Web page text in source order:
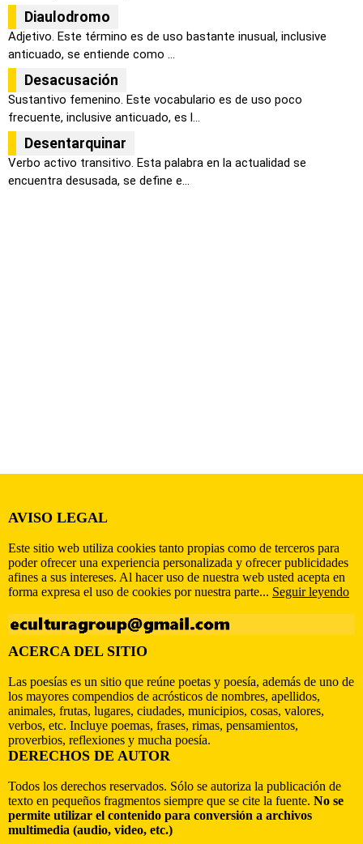
Diaulodromo
Adjetivo. Este término es de uso bastante inusual, inclusive
anticuado, se entiende como ...
Desacusación
Sustantivo femenino. Este vocabulario es de uso poco
frecuente, inclusive anticuado, es l...
Desentarquinar
Verbo activo transitivo. Esta palabra en la actualidad se
encuentra desusada, se define e...
AVISO LEGAL
Este sitio web utiliza cookies tanto propias como de terceros para
poder ofrecer una experiencia personalizada y ofrecer publicidades
afines a sus intereses. Al hacer uso de nuestra web usted acepta en
forma expresa el uso de cookies por nuestra parte... Seguir leyendo
ACERCA DEL SITIO
Las poesías es un sitio que reúne poetas y poesía, además de uno de
los mayores compendios de acrósticos de nombres, apellidos,
animales, frutas, lugares, ciudades, municipios, cosas, valores,
verbos, etc. Incluye poemas, frases, rimas, pensamientos,
proverbios, reflexiones y mucha poesía.
DERECHOS DE AUTOR
Todos los derechos reservados. Sólo se autoriza la publicación de
texto en pequeños fragmentos siempre que se cite la fuente. No se
permite utilizar el contenido para conversión a archivos
multimedia (audio, video, etc.)